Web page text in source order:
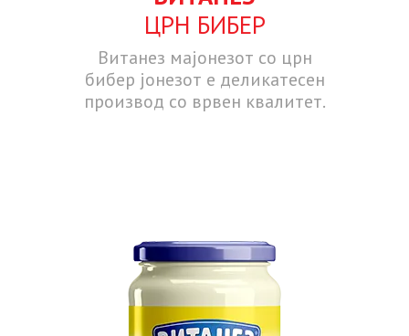
ЦРН БИБЕР
Витанез мајонезот со црн
бибер јонезот е деликатесен
производ со врвен квалитет.